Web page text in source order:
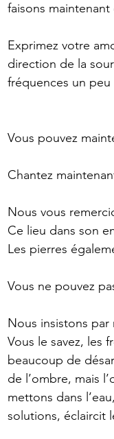
faisons
Exprimez votre
direction de la
fréquences un
Vous pouvez
Chantez
Nous vous
Ce lieu dans son
Les pierres
Vous ne pouvez
Nous insistons par
Vous le savez, les
beaucoup de
de l’ombre, mais
mettons dans
solutions, éclaircit